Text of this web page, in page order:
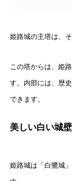
姫路城の主塔は、
この塔からは、姫
す。内部には、歴
できます。
美しい白い城壁
姫路城は「白鷺城